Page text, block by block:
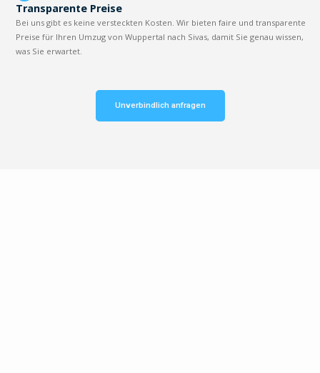
Transparente Preise
Bei uns gibt es keine versteckten Kosten. Wir bieten faire und transparente
Preise für Ihren Umzug von Wuppertal nach Sivas, damit Sie genau wissen,
was Sie erwartet.
Unverbindlich anfragen